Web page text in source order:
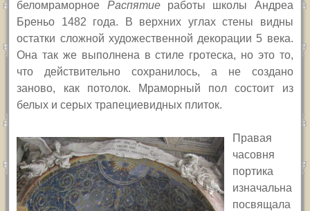
беломраморное Распятиеработы школы Андреа
Бреньо 1482 года. В верхних углах стены видны
остатки сложной художественной декорации 5 века.
Она так же выполнена в стиле гротеска, но это то,
что действительно сохранилось, а не создано
заново, как потолок. Мраморный пол состоит из
белых и серых трапециевидных плиток.
Правая
часовня
портика
изначальна
посвящала